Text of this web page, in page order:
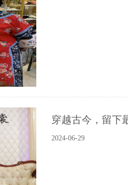
穿越古今，留下
2024-06-29